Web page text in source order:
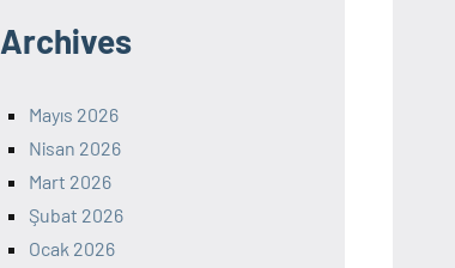
Archives
Mayıs 2026
Nisan 2026
Mart 2026
Şubat 2026
Ocak 2026